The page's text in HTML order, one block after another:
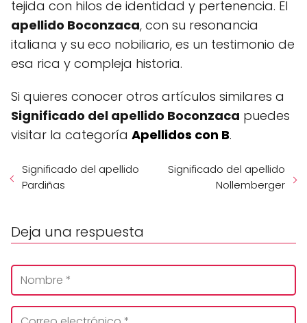
tejida con hilos de identidad y pertenencia. El
apellido Boconzaca, con su resonancia
italiana y su eco nobiliario, es un testimonio de
esa rica y compleja historia.
Si quieres conocer otros artículos similares a
Significado del apellido Boconzaca puedes
visitar la categoría Apellidos con B.
Significado del apellido
Pardiñas
Significado del apellido
Nollemberger
Deja una respuesta